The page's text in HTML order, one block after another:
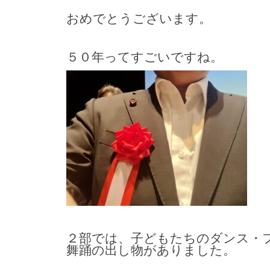
おめでとうございます。
５０年ってすごいですね。
２部では、子どもたちのダンス・
舞踊の出し物がありました。